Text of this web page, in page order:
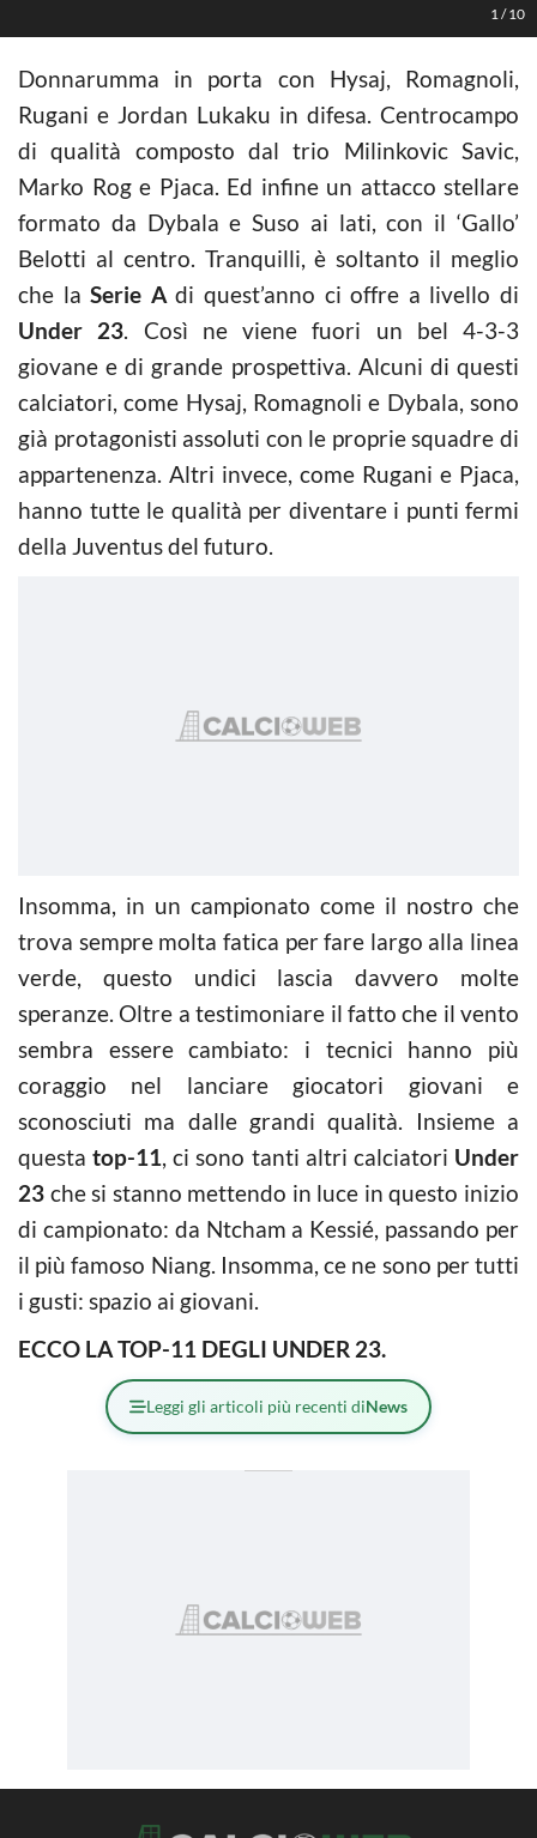
1 /10
Donnarumma in porta con Hysaj, Romagnoli,
Rugani e Jordan Lukaku in difesa. Centrocampo
di qualità composto dal trio Milinkovic Savic,
Marko Rog e Pjaca. Ed infine un attacco stellare
formato da Dybala e Suso ai lati, con il ‘Gallo’
Belotti al centro. Tranquilli, è soltanto il meglio
che laSerie Adi quest’anno ci offre a livello di
Under 23. Così ne viene fuori un bel 4-3-3
giovane e di grande prospettiva. Alcuni di questi
calciatori, come Hysaj, Romagnoli e Dybala, sono
già protagonisti assoluti con le proprie squadre di
appartenenza. Altri invece, come Rugani e Pjaca,
hanno tutte le qualità per diventare i punti fermi
della Juventus del futuro.
Insomma, in un campionato come il nostro che
trova sempre molta fatica per fare largo alla linea
verde, questo undici lascia davvero molte
speranze. Oltre a testimoniare il fatto che il vento
sembra essere cambiato: i tecnici hanno più
coraggio nel lanciare giocatori giovani e
sconosciuti ma dalle grandi qualità. Insieme a
questatop-11, ci sono tanti altri calciatori Under
23 che si stanno mettendo in luce in questo inizio
di campionato: da Ntcham a Kessié, passando per
il più famoso Niang. Insomma, ce ne sono per tutti
i gusti: spazio ai giovani.
ECCO LA TOP-11 DEGLI UNDER 23.
Leggi gli articoli più recenti diNews